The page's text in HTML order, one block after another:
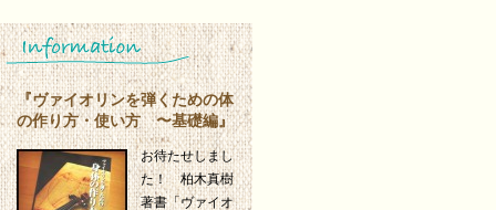
『ヴァイオリンを弾くための体
の作り方・使い方 〜基礎編』
お待たせしまし
た！ 柏木真樹
著書「ヴァイオ